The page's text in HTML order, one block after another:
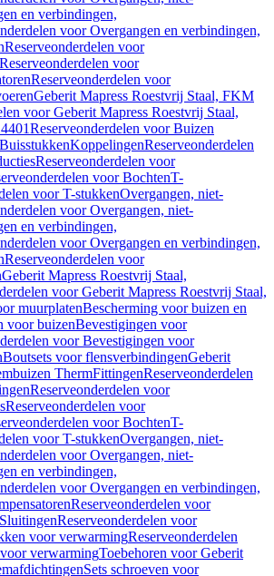
en verbindingen,
voor Overgangen en verbindingen,
Reserveonderdelen voor
Reserveonderdelen voor
Reserveonderdelen voor
Geberit Mapress Roestvrij Staal, FKM
voor Geberit Mapress Roestvrij Staal,
Reserveonderdelen voor Buizen
BuisstukkenKoppelingenReserveonderdelen
Reserveonderdelen voor
voor BochtenT-
voor T-stukkenOvergangen, niet-
voor Overgangen, niet-
en verbindingen,
voor Overgangen en verbindingen,
Reserveonderdelen voor
Geberit Mapress Roestvrij Staal,
voor Geberit Mapress Roestvrij Staal,
muurplatenBescherming voor buizen en
voor buizenBevestigingen voor
voor Bevestigingen voor
Boutsets voor flensverbindingenGeberit
ThermFittingenReserveonderdelen
Reserveonderdelen voor
Reserveonderdelen voor
voor BochtenT-
voor T-stukkenOvergangen, niet-
voor Overgangen, niet-
en verbindingen,
voor Overgangen en verbindingen,
Reserveonderdelen voor
SluitingenReserveonderdelen voor
voor verwarmingReserveonderdelen
verwarmingToebehoren voor Geberit
Sets schroeven voor